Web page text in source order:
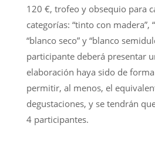
120 €, trofeo y obsequio para
categorías: “tinto con madera”,
“blanco seco” y “blanco
participante deberá presentar
elaboración haya sido de
permitir, al menos, el
degustaciones, y se tendrán
4 participantes.